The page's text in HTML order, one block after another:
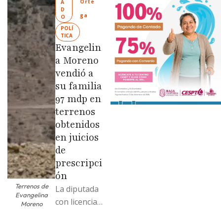
Limpia” en
colonias de
las …
Terrenos de
Evangelina
Moreno
A
D
O
POLÍ
TICA
ga
Evangelin
a Moreno
vendió a
su familia
97 mdp en
terrenos
obtenidos
en juicios
de
prescripci
ón
La diputada
con licencia